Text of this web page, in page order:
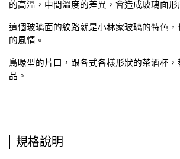
的高溫，中間溫度的差異，會造成玻璃面
這個玻璃面的紋路就是小林家玻璃的特色，
的風情。
鳥喙型的片口，跟各式各樣形狀的茶酒杯
品。
規格說明